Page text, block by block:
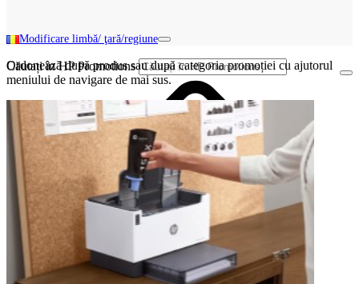
Modificare limbă/ ţară/regiune
Căutați în HP Promotions
Ordonează după produs sau după categoria promoției cu ajutorul
meniului de navigare de mai sus.